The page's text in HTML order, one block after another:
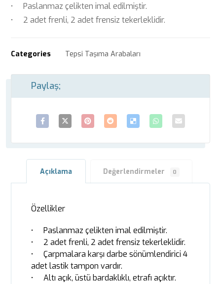
• Paslanmaz çelikten imal edilmiştir.
• 2 adet frenli, 2 adet frensiz tekerleklidir.
Categories Tepsi Taşıma Arabaları
Açıklama Değerlendirmeler 0
Özellikler
• Paslanmaz çelikten imal edilmiştir.
• 2 adet frenli, 2 adet frensiz tekerleklidir.
• Çarpmalara karşı darbe sönümlendirici 4
adet lastik tampon vardır.
• Altı açık, üstü bardaklıklı, etrafı açıktır.